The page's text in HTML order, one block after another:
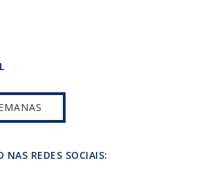
NAS REDES SOCIAIS: